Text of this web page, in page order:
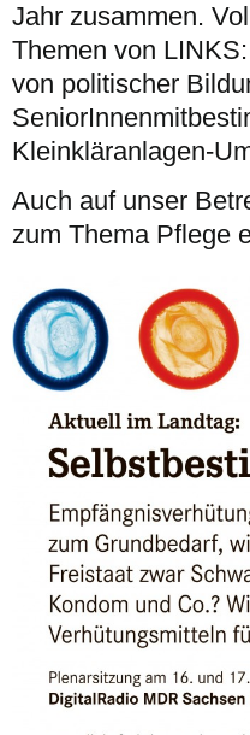
Jahr zusammen.
Themen von
von politischer
Kleinkläranlagen-
Auch auf unser
zum Thema Pflege